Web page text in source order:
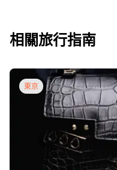
相關旅行指南
東京